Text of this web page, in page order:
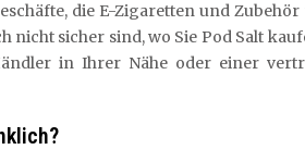
die E-Zigaretten und
nicht sicher sind, wo Sie Pod Salt
in Ihrer Nähe oder einer